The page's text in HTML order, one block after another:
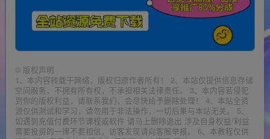
© 版权声明
1、本内容转载于网络，版权归原作者所有！ 2、本站仅提供信息存储
空间服务，不拥有所有权，不承担相关法律责任。 3、本内容若侵犯
到你的版权利益，请联系我们，会尽快给予删除处理！ 4、本站全资
源仅供测试和学习，请勿用于非法操作，一切后果与本站无关。 5、
如遇到充值付费环节课程或软件 请马上删除退出 涉及自身权益/利益
需要投资的一律不要相信，访客发现请向客服举报。 6、本教程仅供